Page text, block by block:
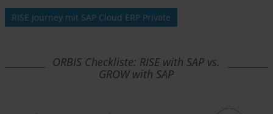
RISE Journey mit SAP Cloud ERP Private
ORBIS Checkliste: RISE with SAP vs.
GROW with SAP